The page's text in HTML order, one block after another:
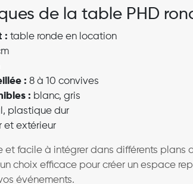
de la table PHD
: table ronde en location
: 8 à 10 convives
: blanc, gris
plastique dur
et extérieur
et facile à intégrer dans différents plans
un choix efficace pour créer un espace
événements.